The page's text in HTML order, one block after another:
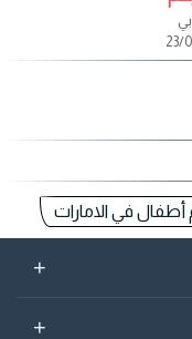
في الامارات
+
+